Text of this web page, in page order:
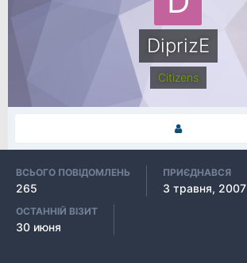
DiprizE
Сitizens
ВСЬОГО ПОВІДОМЛЕНЬ
265
ПРИЄДНАВСЯ
3 травня, 2007
ОСТАННІЙ ВІЗИТ
30 июня